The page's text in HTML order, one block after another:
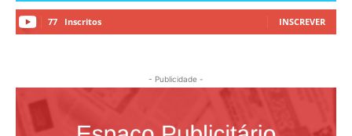
77 Inscritos INSCREVER
- Publicidade -